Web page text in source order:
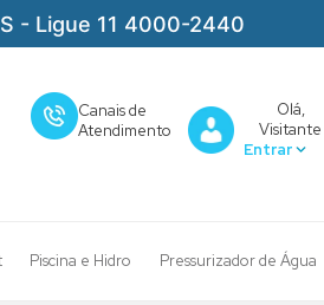
- Ligue 11 4000-2440
Canais de
Atendimento
Olá,
Visitante
Piscina e Hidro Pressurizador de Água